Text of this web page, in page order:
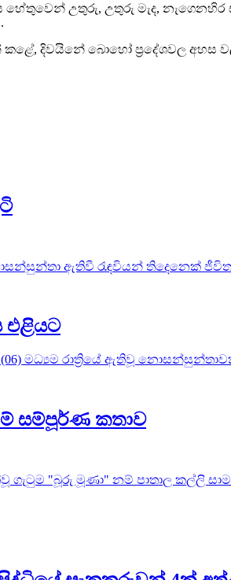
උතුරු, උතුරු මැද,
දිවයිනේ බොහෝ ප්‍රදේශවල අහස
ඇතිවී රැඳවියන් තිදෙනෙක්
එළියට
මධ්‍යම රාත්‍රියේ ඇතිවූ
සම්පූර්ණ කතාව
"බූරු මූණා" නම් පාතාල කල්ලි